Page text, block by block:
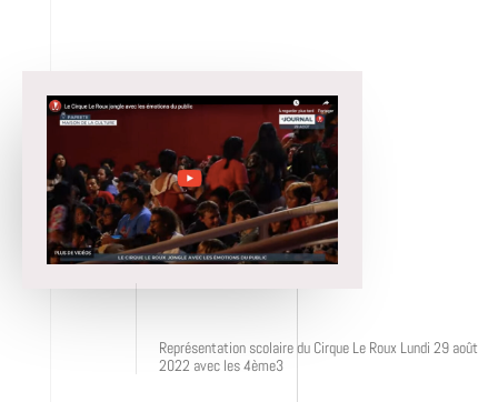
Représentation scolaire du Cirque Le Roux Lundi 29 août
2022 avec les 4ème3